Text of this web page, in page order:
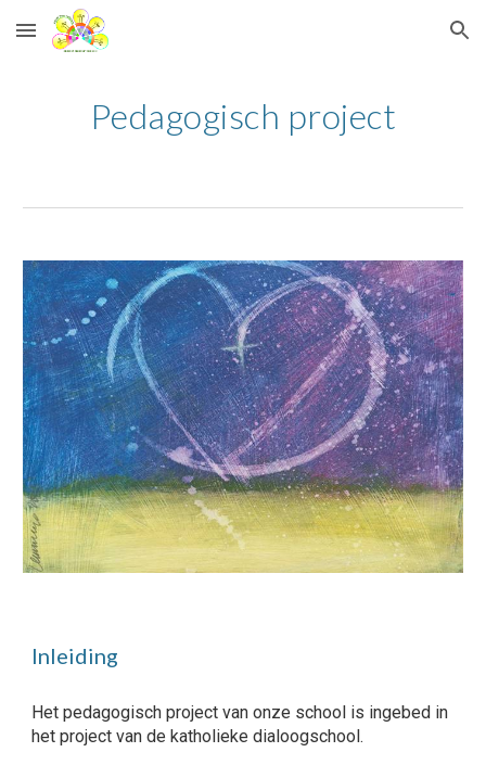
Skip to main content Skip to navigation
Pedagogisch project
Inleiding
Het pedagogisch project van onze school is ingebed in
het project van de katholieke dialoogschool.